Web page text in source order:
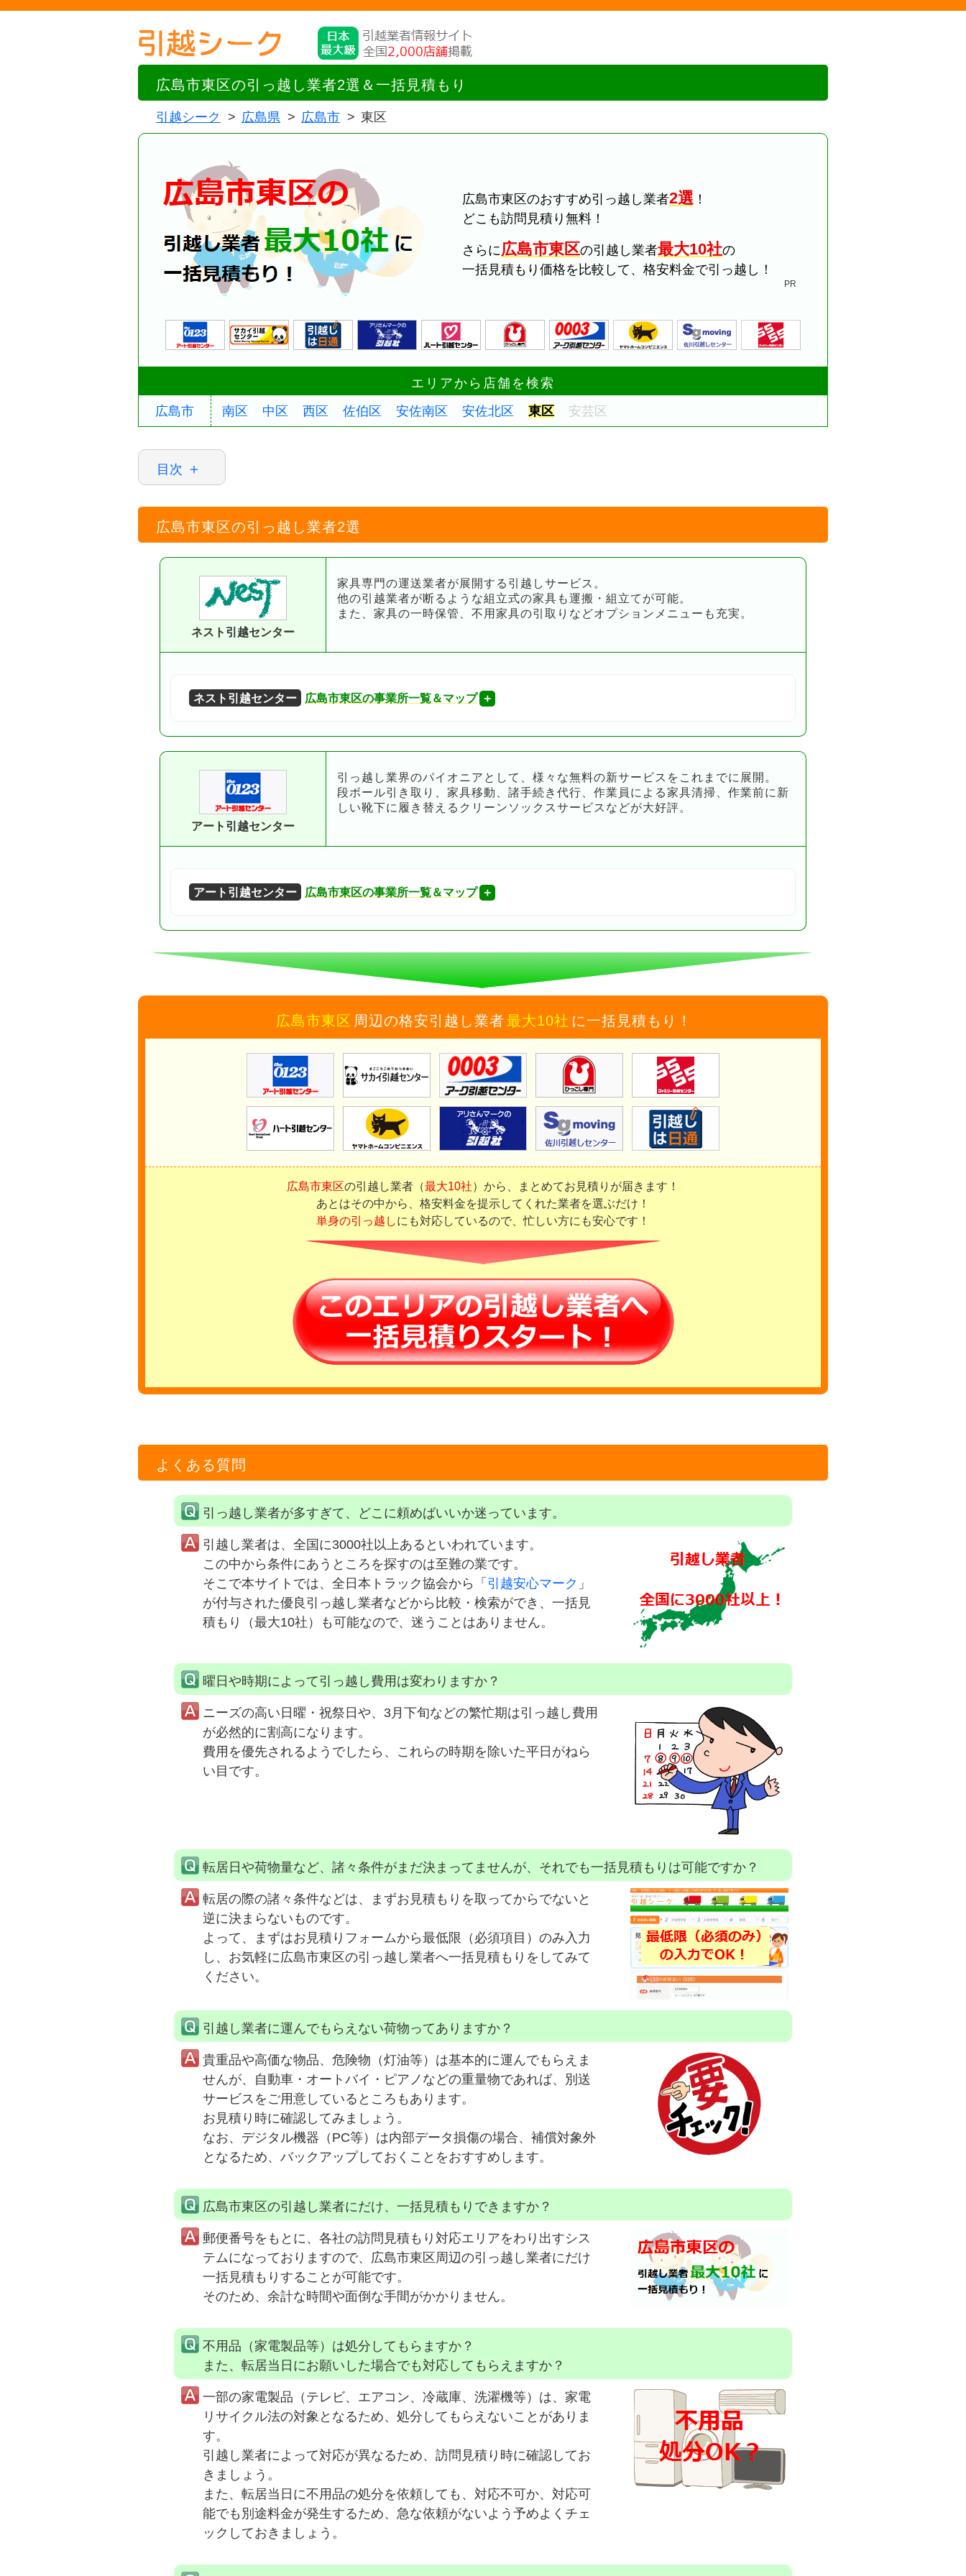
広島市東区の引っ越し業者2選＆一括見積もり
引越シーク 広島県 広島市 東区
広島市東区のおすすめ引っ越し業者2選 ！
どこも訪問見積り無料！
さらに 広島市東区の引越し業者最大10社の
一括見積もり価格を比較して、格安料金で引っ越し！
目次
広島市東区の引っ越し業者2選
ネスト引越センター
家具専門の運送業者が展開する引越しサービス。
他の引越業者が断るような組立式の家具も運搬・組立てが可能。
また、家具の一時保管、不用家具の引取りなどオプションメニューも充実。
ネスト引越センター 広島市東区の事業所一覧＆マップ
アート引越センター
引っ越し業界のパイオニアとして、様々な無料の新サービスをこれまでに展開。
段ボール引き取り、家具移動、諸手続き代行、作業員による家具清掃、作業前に新
しい靴下に履き替えるクリーンソックスサービスなどが大好評。
アート引越センター 広島市東区の事業所一覧＆マップ
エリアから店舗を検索
広島市
南区 中区 西区 佐伯区 安佐南区 安佐北区 東区 安芸区
広島市東区 周辺の格安引越し業者最大10社 に一括見積もり！
広島市東区の引越し業者（最大10社）から、まとめてお見積りが届きます！
あとはその中から、格安料金を提示してくれた業者を選ぶだけ！
単身の引っ越しにも対応しているので、忙しい方にも安心です！
よくある質問
引っ越し業者が多すぎて、どこに頼めばいいか迷っています。
引越し業者は、全国に3000社以上あるといわれています。
この中から条件にあうところを探すのは至難の業です。
そこで本サイトでは、全日本トラック協会から「 引越安心マーク 」
が付与された優良引っ越し業者などから比較・検索ができ、一括見
積もり（最大10社）も可能なので、迷うことはありません。
曜日や時期によって引っ越し費用は変わりますか？
ニーズの高い日曜・祝祭日や、3月下旬などの繁忙期は引っ越し費用
が必然的に割高になります。
費用を優先されるようでしたら、これらの時期を除いた平日がねら
い目です。
転居日や荷物量など、諸々条件がまだ決まってませんが、それでも一括見積もりは可能ですか？
転居の際の諸々条件などは、まずお見積もりを取ってからでないと
逆に決まらないものです。
よって、まずはお見積りフォームから最低限（必須項目）のみ入力
し、お気軽に広島市東区の引っ越し業者へ一括見積もりをしてみて
ください。
引越し業者に運んでもらえない荷物ってありますか？
貴重品や高価な物品、危険物（灯油等）は基本的に運んでもらえま
せんが、自動車・オートバイ・ピアノなどの重量物であれば、別送
サービスをご用意しているところもあります。
お見積り時に確認してみましょう。
なお、デジタル機器（PC等）は内部データ損傷の場合、補償対象外
となるため、バックアップしておくことをおすすめします。
広島市東区の引越し業者にだけ、一括見積もりできますか？
郵便番号をもとに、各社の訪問見積もり対応エリアをわり出すシス
テムになっておりますので、広島市東区周辺の引っ越し業者にだけ
一括見積もりすることが可能です。
そのため、余計な時間や面倒な手間がかかりません。
不用品（家電製品等）は処分してもらますか？
また、転居当日にお願いした場合でも対応してもらえますか？
一部の家電製品（テレビ、エアコン、冷蔵庫、洗濯機等）は、家電
リサイクル法の対象となるため、処分してもらえないことがありま
す。
引越し業者によって対応が異なるため、訪問見積り時に確認してお
きましょう。
また、転居当日に不用品の処分を依頼しても、対応不可か、対応可
能でも別途料金が発生するため、急な依頼がないよう予めよくチェ
ックしておきましょう。